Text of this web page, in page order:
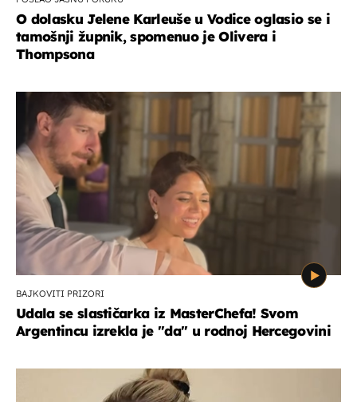
O dolasku Jelene Karleuše u Vodice oglasio se i
tamošnji župnik, spomenuo je Olivera i
Thompsona
BAJKOVITI PRIZORI
Udala se slastičarka iz MasterChefa! Svom
Argentincu izrekla je "da" u rodnoj Hercegovini